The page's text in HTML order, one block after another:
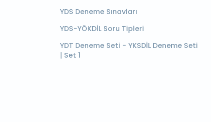
YDS Deneme Sınavları
YDS-YÖKDİL Soru Tipleri
YDT Deneme Seti - YKSDİL Deneme Seti
| Set 1